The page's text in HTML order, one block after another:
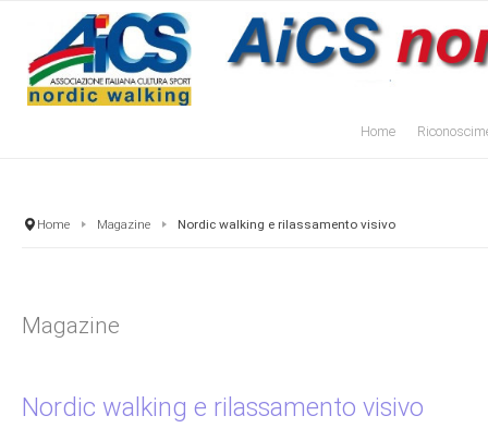
Home
Home Magazine Nordic walking e rilassamento visivo
Magazine
Nordic walking e rilassamento visivo